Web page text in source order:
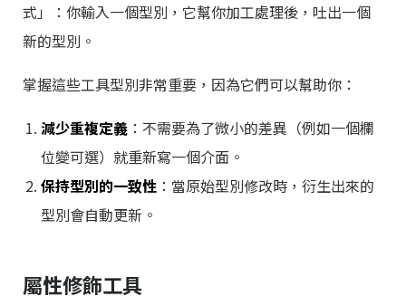
式」：你輸入一個型別，它幫你加工處理後，吐出一個
新的型別。
掌握這些工具型別非常重要，因為它們可以幫助你：
減少重複定義 ：不需要為了微小的差異（例如一個欄
位變可選）就重新寫一個介面。
保持型別的一致性 ：當原始型別修改時，衍生出來的
型別會自動更新。
屬性修飾工具